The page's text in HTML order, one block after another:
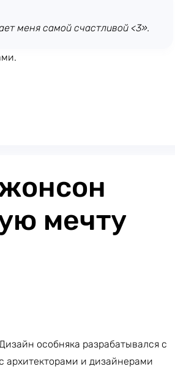
меня самой счастливой <3».
мечту
особняка разрабатывался с
архитекторами и дизайнерами